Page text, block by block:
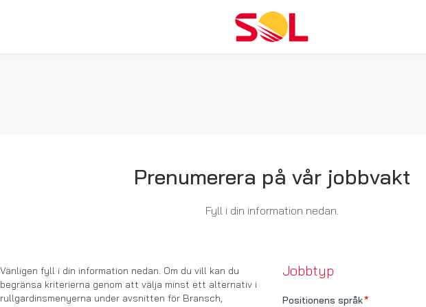
Prenumerera på vår jobbvakt
Fyll i din information nedan.
Vänligen fyll i din information nedan. Om du vill kan du
begränsa kriterierna genom att välja minst ett alternativ i
rullgardinsmenyerna under avsnitten för Bransch,
Jobbtyp
Positionens språk